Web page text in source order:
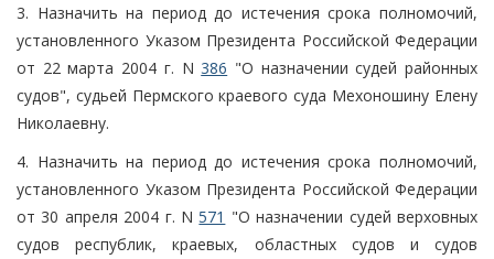
3. Назначить на период до истечения срока полномочий,
установленного Указом Президента Российской Федерации
от 22 марта 2004 г. N386 "О назначении судей районных
судов", судьей Пермского краевого суда Мехоношину Елену
Николаевну.
4. Назначить на период до истечения срока полномочий,
установленного Указом Президента Российской Федерации
от 30 апреля 2004 г. N571 "О назначении судей верховных
судов республик, краевых, областных судов и судов